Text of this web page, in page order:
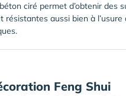
ciré permet d’obtenir des
résistantes aussi bien à l’usure
Feng Shui